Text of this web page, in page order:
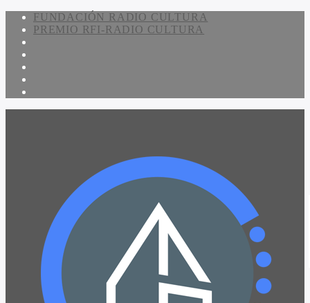
FUNDACIÓN RADIO CULTURA
PREMIO RFI-RADIO CULTURA